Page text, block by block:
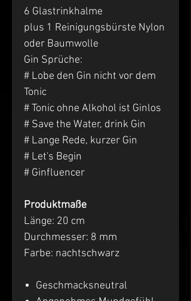
6 Glastrinkhalme
plus 1 Reinigungsbürste Nylon
oder Baumwolle
Gin Sprüche:
# Lobe den Gin nicht vor dem
Tonic
# Tonic ohne Alkohol ist Ginlos
# Save the Water, drink Gin
# Lange Rede, kurzer Gin
# Let's Begin
# Ginfluencer
Produktmaße
Länge: 20 cm
Durchmesser: 8 mm
Farbe: nachtschwarz
Geschmacksneutral